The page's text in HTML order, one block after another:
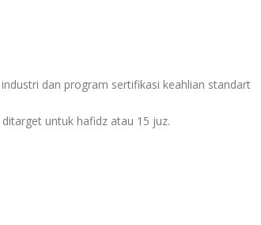
dan program sertifikasi keahlian standart
untuk hafidz atau 15 juz.